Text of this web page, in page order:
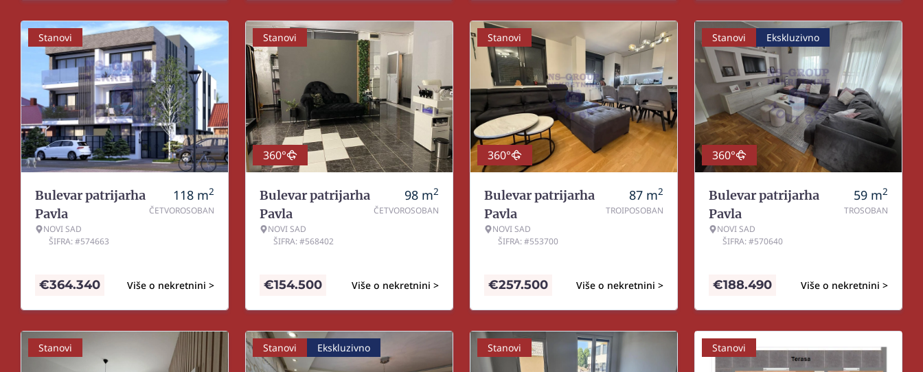
Stanovi
Bulevar patrijarha
Pavla
NOVI SAD
ŠIFRA: #574663
118 m2
ČETVOROSOBAN
Više o nekretnini >
€364.340
Stanovi
360°
Bulevar patrijarha
Pavla
NOVI SAD
ŠIFRA: #568402
98 m2
ČETVOROSOBAN
Više o nekretnini >
€154.500
Stanovi
360°
Bulevar patrijarha
Pavla
NOVI SAD
ŠIFRA: #553700
87 m2
TROIPOSOBAN
Više o nekretnini >
€257.500
Stanovi Ekskluzivno
360°
Bulevar patrijarha
Pavla
NOVI SAD
ŠIFRA: #570640
59 m2
TROSOBAN
Više o nekretnini >
€188.490
Stanovi Stanovi Ekskluzivno Stanovi Stanovi